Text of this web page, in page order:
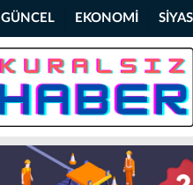
GÜNCEL EKONOMİ